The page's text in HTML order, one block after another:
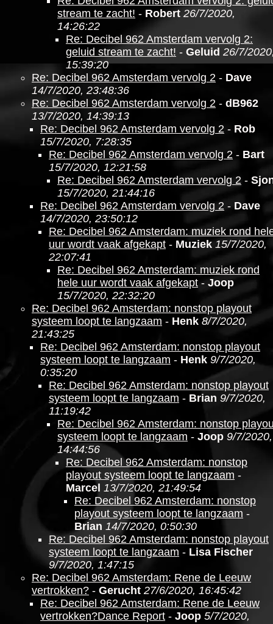
stream te zacht! - Robert 26/7/2020,
14:26:22
Re: Decibel 962 Amsterdam vervolg 2:
geluid stream te zacht! - Geluid 26/7/
15:39:20
Re: Decibel 962 Amsterdam vervolg 2 - Dave
14/7/2020, 23:48:36
Re: Decibel 962 Amsterdam vervolg 2 - dB962
13/7/2020, 14:39:13
Re: Decibel 962 Amsterdam vervolg 2 - Rob
15/7/2020, 7:28:35
Re: Decibel 962 Amsterdam vervolg 2 - Bart
15/7/2020, 12:21:58
Re: Decibel 962 Amsterdam vervolg 2 -
15/7/2020, 21:44:16
Re: Decibel 962 Amsterdam vervolg 2 - Dave
14/7/2020, 23:50:12
Re: Decibel 962 Amsterdam: muziek rond
uur wordt vaak afgekapt - Muziek 15/7/2020,
22:07:41
Re: Decibel 962 Amsterdam: muziek rond
hele uur wordt vaak afgekapt - Joop
15/7/2020, 22:32:20
Re: Decibel 962 Amsterdam: nonstop playout
systeem loopt te langzaam - Henk 8/7/2020,
21:43:25
Re: Decibel 962 Amsterdam: nonstop playout
systeem loopt te langzaam - Henk 9/7/2020,
0:35:20
Re: Decibel 962 Amsterdam: nonstop playout
systeem loopt te langzaam - Brian 9/7/2020,
11:19:42
Re: Decibel 962 Amsterdam: nonstop
systeem loopt te langzaam - Joop 9/7/2020,
14:44:56
Re: Decibel 962 Amsterdam: nonstop
playout systeem loopt te langzaam -
Marcel 13/7/2020, 21:49:54
Re: Decibel 962 Amsterdam: nonstop
playout systeem loopt te langzaam -
Brian 14/7/2020, 0:50:30
Re: Decibel 962 Amsterdam: nonstop playout
systeem loopt te langzaam - Lisa Fischer
9/7/2020, 1:47:15
Re: Decibel 962 Amsterdam: Rene de Leeuw
vertrokken? - Gerucht 27/6/2020, 16:45:42
Re: Decibel 962 Amsterdam: Rene de Leeuw
vertrokken?Dance Report - Joop 5/7/2020,